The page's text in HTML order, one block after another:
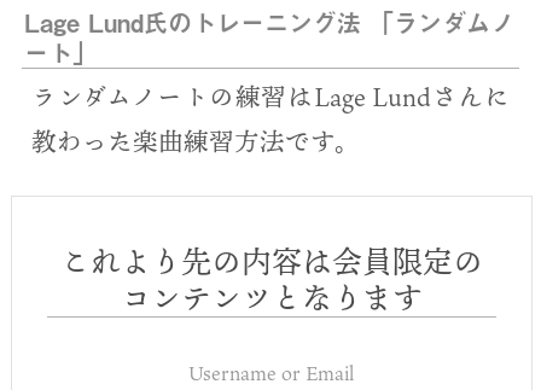
Lage Lund氏のトレーニング法 「ランダムノ
ート」
ランダムノートの練習はLage Lundさんに
教わった楽曲練習方法です。
これより先の内容は会員限定の
コンテンツとなります
Username or Email